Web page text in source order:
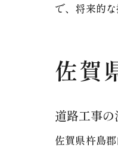
で、将来的
佐賀
道路工事
佐賀県杵島